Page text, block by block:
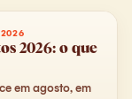
2026: o que
em agosto, em